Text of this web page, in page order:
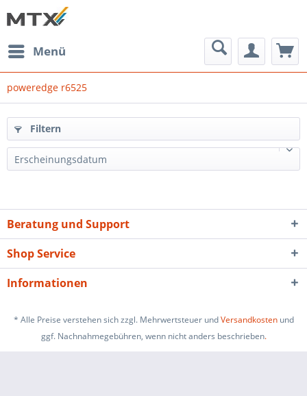
Menü
poweredge r6525
Filtern
Erscheinungsdatum
Beratung und Support
Shop Service
Informationen
* Alle Preise verstehen sich zzgl. Mehrwertsteuer undVersandkostenund
ggf. Nachnahmegebühren, wenn nicht anders beschrieben.